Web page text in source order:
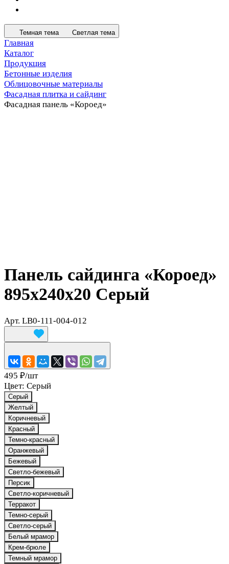
Темная тема Светлая тема
Главная
Каталог
Продукция
Бетонные изделия
Облицовочные материалы
Фасадная плитка и сайдинг
Фасадная панель «Короед»
Панель сайдинга «Короед»
895x240x20 Серый
Арт. LB0-111-004-012
495 ₽/шт
Цвет: Серый
Серый
Желтый
Коричневый
Красный
Темно-красный
Оранжевый
Бежевый
Светло-бежевый
Персик
Светло-коричневый
Терракот
Темно-серый
Светло-серый
Белый мрамор
Крем-брюле
Темный мрамор